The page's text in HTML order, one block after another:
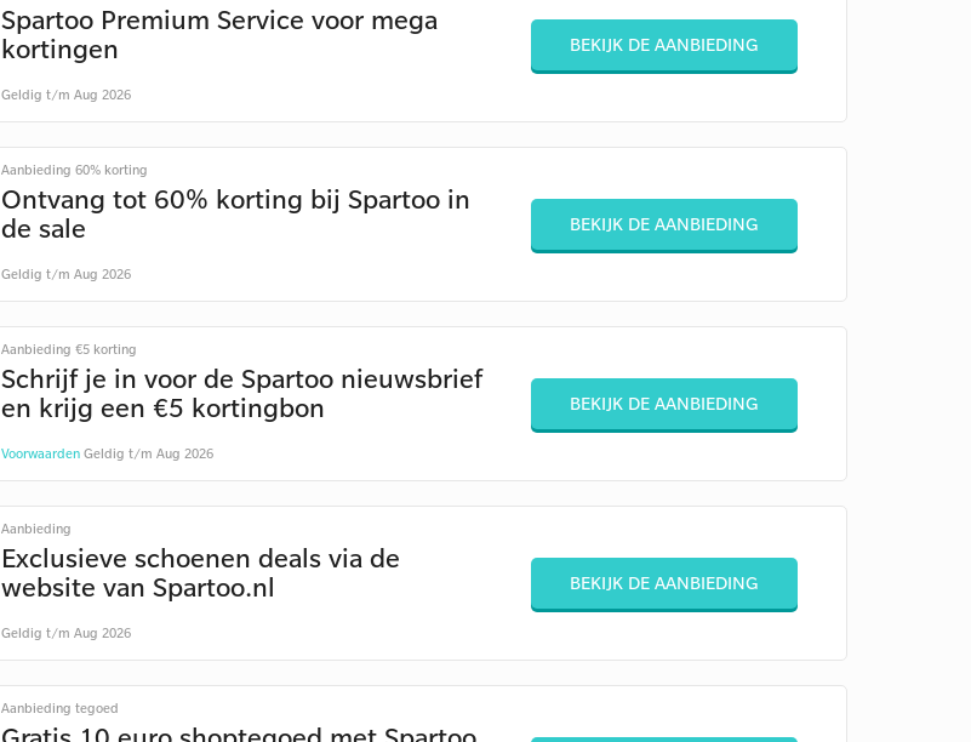
Spartoo Premium Service voor mega
kortingen
Geldig t/m Aug 2026
BEKIJK DE AANBIEDING
Aanbieding 60% korting
Ontvang tot 60% korting bij Spartoo in
de sale
Geldig t/m Aug 2026
BEKIJK DE AANBIEDING
Aanbieding €5 korting
Schrijf je in voor de Spartoo nieuwsbrief
en krijg een €5 kortingbon
VoorwaardenGeldig t/m Aug 2026
BEKIJK DE AANBIEDING
Aanbieding
Exclusieve schoenen deals via de
website van Spartoo.nl
Geldig t/m Aug 2026
BEKIJK DE AANBIEDING
Aanbieding tegoed